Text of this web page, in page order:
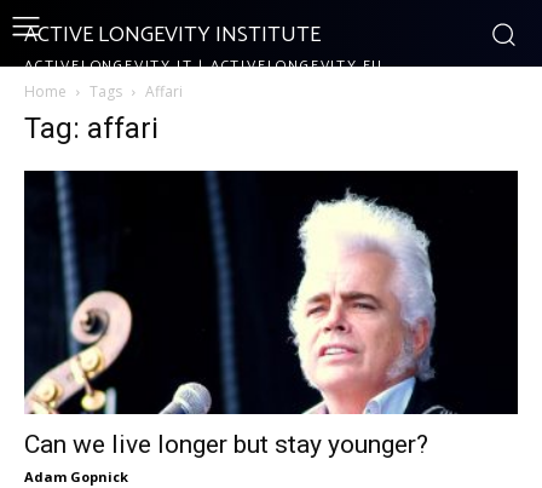
ACTIVE LONGEVITY INSTITUTE
ACTIVELONGEVITY.IT | ACTIVELONGEVITY.EU
Home Tags Affari
Tag: affari
Can we live longer but stay younger?
Adam Gopnick